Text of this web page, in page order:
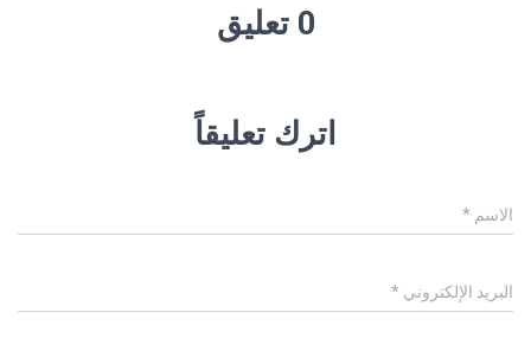
0 تعليق
اترك تعليقاً
الاسم *
البريد الإلكتروني *